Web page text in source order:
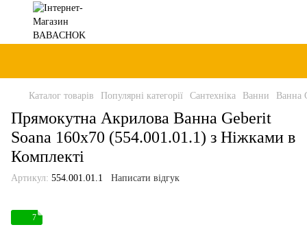
Каталог товарів Популярні категорії Сантехніка Ванни Ванна
Прямокутна Акрилова Ванна Geberit
Soana 160x70 (554.001.01.1) з Ніжками в
Комплекті
Артикул: 554.001.01.1 Написати відгук
7